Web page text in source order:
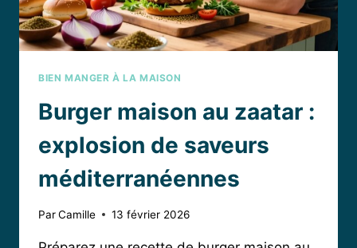
BIEN MANGER À LA MAISON
Burger maison au zaatar :
explosion de saveurs
méditerranéennes
ParCamille 13 février 2026